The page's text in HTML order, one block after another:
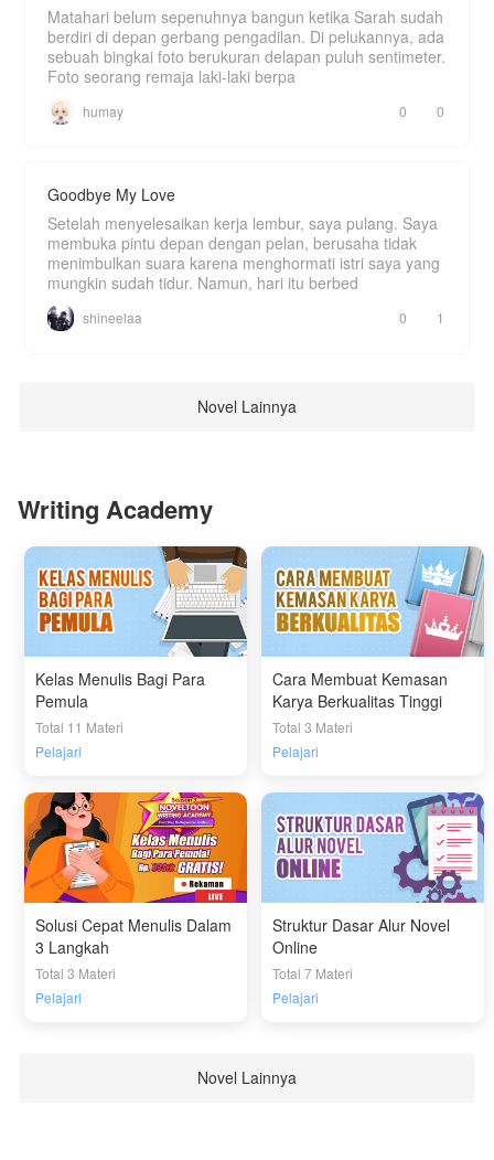
Matahari belum sepenuhnya bangun ketika Sarah sudah
berdiri di depan gerbang pengadilan. Di pelukannya, ada
sebuah bingkai foto berukuran delapan puluh sentimeter.
Foto seorang remaja laki-laki berpa
humay 0 0
Goodbye My Love
Setelah menyelesaikan kerja lembur, saya pulang. Saya
membuka pintu depan dengan pelan, berusaha tidak
menimbulkan suara karena menghormati istri saya yang
mungkin sudah tidur. Namun, hari itu berbed
shineelaa 0 1
Novel Lainnya
Writing Academy
Kelas Menulis Bagi Para
Pemula
Total 11 Materi
Pelajari
Cara Membuat Kemasan
Karya Berkualitas Tinggi
Total 3 Materi
Pelajari
Solusi Cepat Menulis Dalam
3 Langkah
Total 3 Materi
Pelajari
Struktur Dasar Alur Novel
Online
Total 7 Materi
Pelajari
Novel Lainnya